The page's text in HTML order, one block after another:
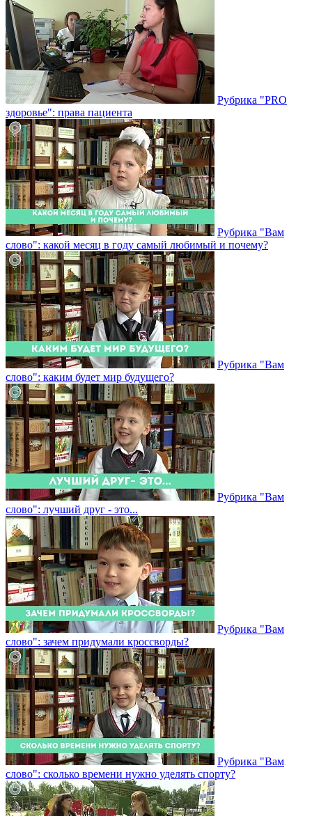
Рубрика "PRO
здоровье": права пациента
Рубрика "Вам
слово": какой месяц в году самый любимый и почему?
Рубрика "Вам
слово": каким будет мир будущего?
Рубрика "Вам
слово": лучший друг - это...
Рубрика "Вам
слово": зачем придумали кроссворды?
Рубрика "Вам
слово": сколько времени нужно уделять спорту?